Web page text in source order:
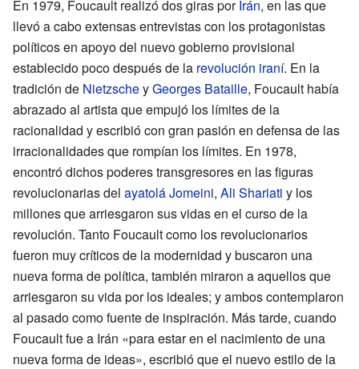
En 1979, Foucault realizó dos giras porIrán, en las que
llevó a cabo extensas entrevistas con los protagonistas
políticos en apoyo del nuevo gobierno provisional
establecido poco después de la revolución iraní. En la
tradición de NietzscheyGeorges Bataille, Foucault había
abrazado al artista que empujó los límites de la
racionalidad y escribió con gran pasión en defensa de las
irracionalidades que rompían los límites. En 1978,
encontró dichos poderes transgresores en las figuras
revolucionarias del ayatolá Jomeini, Ali Shariati y los
millones que arriesgaron sus vidas en el curso de la
revolución. Tanto Foucault como los revolucionarios
fueron muy críticos de la modernidad y buscaron una
nueva forma de política, también miraron a aquellos que
arriesgaron su vida por los ideales; y ambos contemplaron
al pasado como fuente de inspiración. Más tarde, cuando
Foucault fue a Irán «para estar en el nacimiento de una
nueva forma de ideas», escribió que el nuevo estilo de la